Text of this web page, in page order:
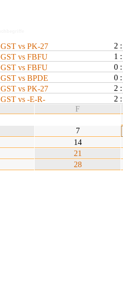
GST vs PK-27
2
GST vs FBFU
1
GST vs FBFU
0
GST vs BPDE
0
GST vs PK-27
2
GST vs -E-R-
2
F
7
14
21
28